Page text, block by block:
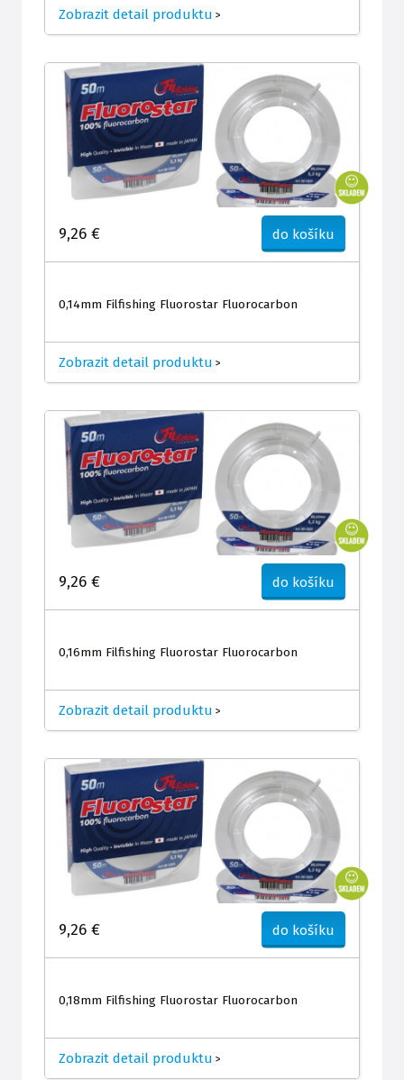
Zobrazit detail produktu >
9,26 € do košíku
0,14mm Filfishing Fluorostar Fluorocarbon
Zobrazit detail produktu >
9,26 € do košíku
0,16mm Filfishing Fluorostar Fluorocarbon
Zobrazit detail produktu >
9,26 € do košíku
0,18mm Filfishing Fluorostar Fluorocarbon
Zobrazit detail produktu >